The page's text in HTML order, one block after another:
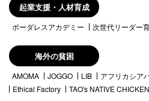
起業支援・人材育成
ボーダレスアカデミー 次世代リーダー
海外の貧困
AMOMA JOGGO LIB アフリカシア
Ethical Factory
TAO's NATIVE CHICKEN